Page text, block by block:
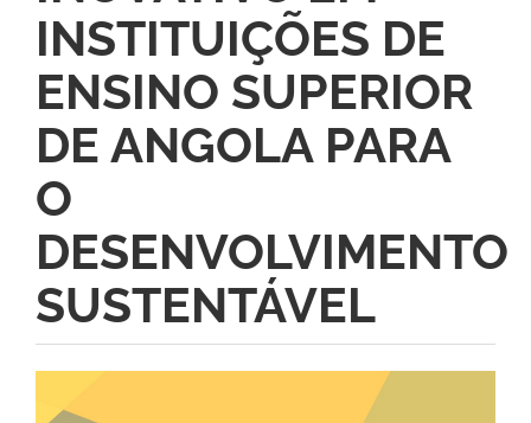
INSTITUIÇÕES DE
ENSINO SUPERIOR
DE ANGOLA PARA
O
DESENVOLVIMENTO
SUSTENTÁVEL